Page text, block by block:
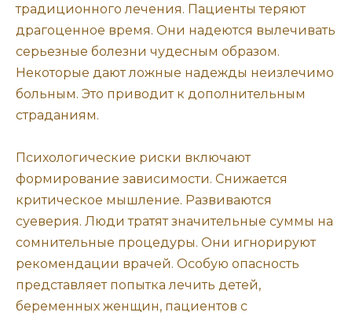
традиционного лечения. Пациенты теряют
драгоценное время. Они надеются вылечивать
серьезные болезни чудесным образом.
Некоторые дают ложные надежды неизлечимо
больным. Это приводит к дополнительным
страданиям.
Психологические риски включают
формирование зависимости. Снижается
критическое мышление. Развиваются
суеверия. Люди тратят значительные суммы на
сомнительные процедуры. Они игнорируют
рекомендации врачей. Особую опасность
представляет попытка лечить детей,
беременных женщин, пациентов с